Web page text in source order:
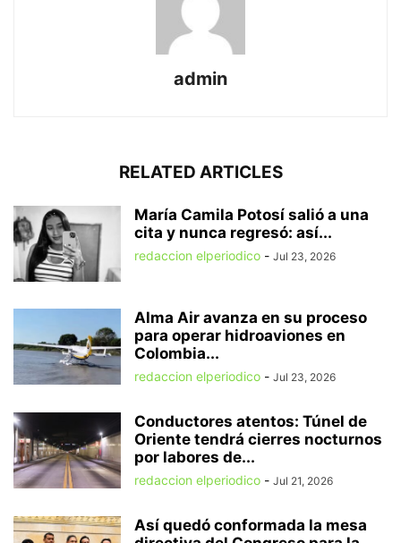
admin
RELATED ARTICLES
María Camila Potosí salió a una
cita y nunca regresó: así...
redaccion elperiodico - Jul 23, 2026
Alma Air avanza en su proceso
para operar hidroaviones en
Colombia...
redaccion elperiodico - Jul 23, 2026
Conductores atentos: Túnel de
Oriente tendrá cierres nocturnos
por labores de...
redaccion elperiodico - Jul 21, 2026
Así quedó conformada la mesa